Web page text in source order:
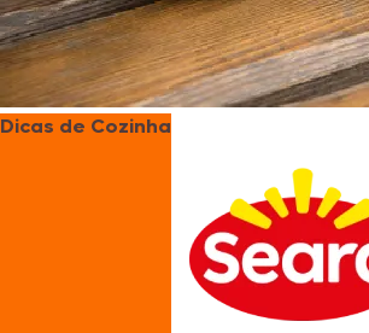
Dicas de Cozinha